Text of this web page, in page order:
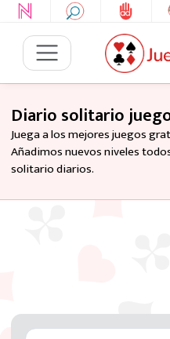
Diario solitario
Juega a los mejores juegos
Añadimos nuevos niveles
solitario diarios.